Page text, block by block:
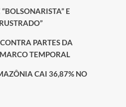
E
PARTES DA
TEMPORAL
CAI 36,87% NO